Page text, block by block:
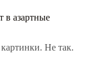
в азартные
Не так.